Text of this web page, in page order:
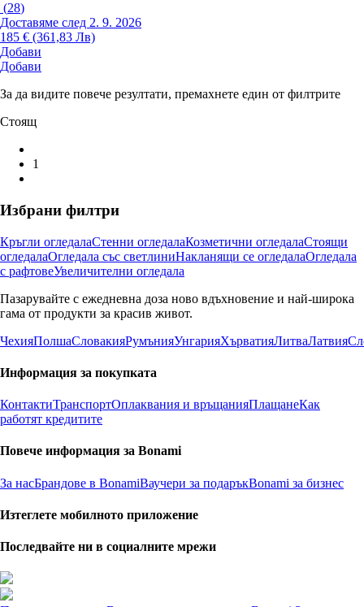
(28)
Доставяме след 2. 9. 2026
185 € (361,83 Лв)
Добави
Добави
За да видите повече резултати, премахнете един от филтрите
Стоящ
1
Избрани филтри
Кръгли огледалаСтенни огледалаКозметични огледалаСтоящи
огледалаОгледала със светлиниНакланящи се огледалаОгледала
с рафтовеУвеличителни огледала
Пазарувайте с ежедневна доза ново вдъхновение и най-широка
гама от продукти за красив живот.
ЧехияПолшаСловакияРумънияУнгарияХърватияЛитваЛатвия
Информация за покупката
КонтактиТранспортОплаквания и връщанияПлащанеКак
работят кредитите
Повече информация за Bonami
За насБрандове в BonamiВаучери за подаръкBonami за бизнес
Изтеглете мобилното приложение
Последвайте ни в социалните мрежи